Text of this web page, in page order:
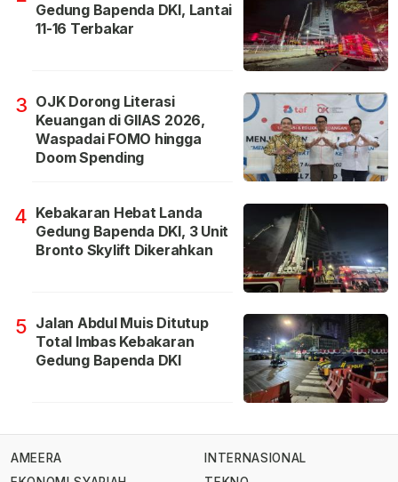
Gedung Bapenda DKI, Lantai
11-16 Terbakar
3 OJK Dorong Literasi
Keuangan di GIIAS 2026,
Waspadai FOMO hingga
Doom Spending
4 Kebakaran Hebat Landa
Gedung Bapenda DKI, 3 Unit
Bronto Skylift Dikerahkan
5 Jalan Abdul Muis Ditutup
Total Imbas Kebakaran
Gedung Bapenda DKI
AMEERA
INTERNASIONAL